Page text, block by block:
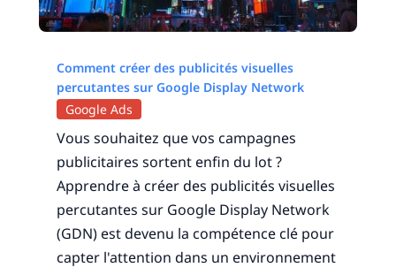
Comment créer des publicités visuelles
percutantes sur Google Display Network
Google Ads
Vous souhaitez que vos campagnes
publicitaires sortent enfin du lot ?
Apprendre à créer des publicités visuelles
percutantes sur Google Display Network
(GDN) est devenu la compétence clé pour
capter l'attention dans un environnement